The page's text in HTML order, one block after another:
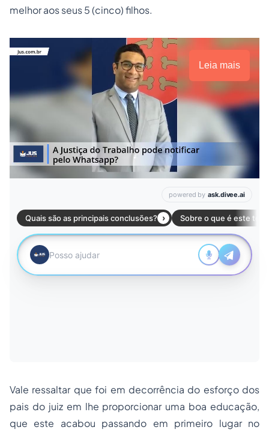
melhor aos seus 5 (cinco) filhos.
Leia mais
Vale ressaltar que foi em decorrência do esforço dos
pais do juiz em lhe proporcionar uma boa educação,
que este acabou passando em primeiro lugar no